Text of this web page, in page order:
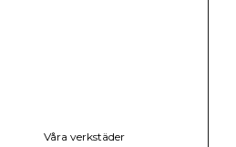
Våra verkstäder